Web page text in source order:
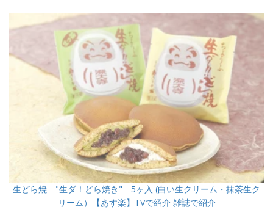
生どら焼 "生ダ！どら焼き" 5ヶ入 (白い生クリーム・抹茶生ク
リーム）【あす楽】TVで紹介 雑誌で紹介